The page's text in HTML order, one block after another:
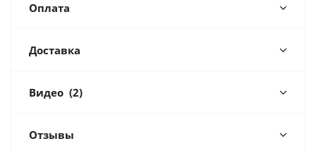
Оплата
Доставка
Видео (2)
Отзывы